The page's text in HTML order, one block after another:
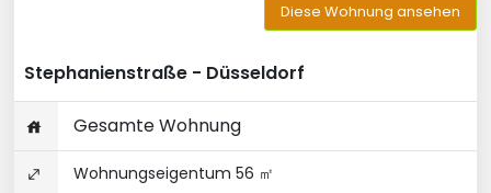
Diese Wohnung ansehen
Stephanienstraße - Düsseldorf
Gesamte Wohnung
Wohnungseigentum 56 ㎡